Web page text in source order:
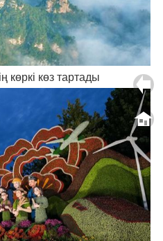
көркі көз тартады